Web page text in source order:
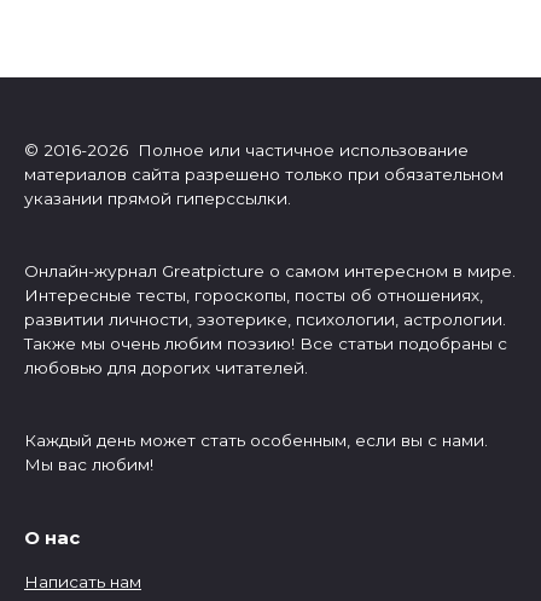
© 2016-2026 Полное или частичное использование
материалов сайта разрешено только при обязательном
указании прямой гиперссылки.
Онлайн-журнал Greatpicture о самом интересном в мире.
Интересные тесты, гороскопы, посты об отношениях,
развитии личности, эзотерике, психологии, астрологии.
Также мы очень любим поэзию! Все статьи подобраны с
любовью для дорогих читателей.
Каждый день может стать особенным, если вы с нами.
Мы вас любим!
О нас
Написать нам